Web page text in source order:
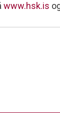
www.hsk.is